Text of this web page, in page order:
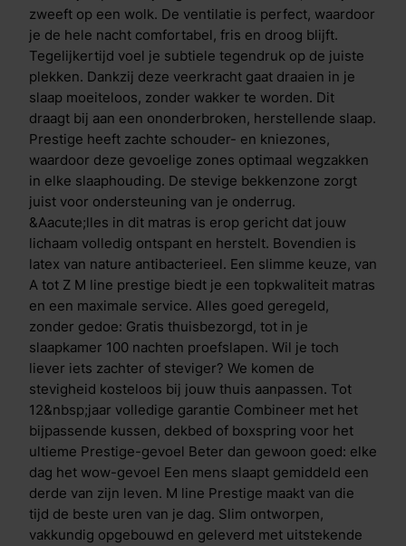
bijpassende kussen, dekbed of boxspring voor het
ultieme Prestige-gevoel Beter dan gewoon goed: elke
dag het wow-gevoel Een mens slaapt gemiddeld een
derde van zijn leven. M line Prestige maakt van die
tijd de beste uren van je dag. Slim ontworpen,
vakkundig opgebouwd en geleverd met uitstekende
service. Alles klopt, elke dag weer.
zweeft op een wolk. De ventilatie is perfect, waardoor
je de hele nacht comfortabel, fris en droog blijft.
Tegelijkertijd voel je subtiele tegendruk op de juiste
plekken. Dankzij deze veerkracht gaat draaien in je
slaap moeiteloos, zonder wakker te worden. Dit
draagt bij aan een ononderbroken, herstellende slaap.
Prestige heeft zachte schouder- en kniezones,
waardoor deze gevoelige zones optimaal wegzakken
in elke slaaphouding. De stevige bekkenzone zorgt
juist voor ondersteuning van je onderrug.
&Aacute;lles in dit matras is erop gericht dat jouw
lichaam volledig ontspant en herstelt. Bovendien is
latex van nature antibacterieel. Een slimme keuze, van
A tot Z M line prestige biedt je een topkwaliteit matras
en een maximale service. Alles goed geregeld,
zonder gedoe: Gratis thuisbezorgd, tot in je
slaapkamer 100 nachten proefslapen. Wil je toch
liever iets zachter of steviger? We komen de
stevigheid kosteloos bij jouw thuis aanpassen. Tot
12&nbsp;jaar volledige garantie Combineer met het
bijpassende kussen, dekbed of boxspring voor het
ultieme Prestige-gevoel Beter dan gewoon goed: elke
dag het wow-gevoel Een mens slaapt gemiddeld een
derde van zijn leven. M line Prestige maakt van die
tijd de beste uren van je dag. Slim ontworpen,
vakkundig opgebouwd en geleverd met uitstekende